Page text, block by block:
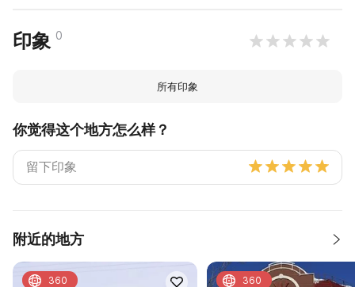
印象 0
所有印象
你觉得这个地方怎么样？
附近的地方
360 360